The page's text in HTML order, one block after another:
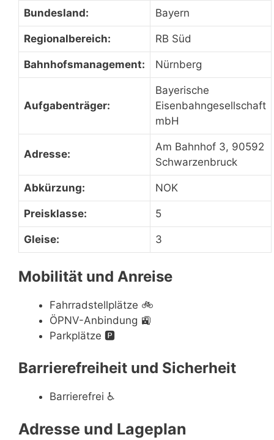
Bundesland: Bayern
Regionalbereich: RB Süd
Bahnhofsmanagement: Nürnberg
Aufgabenträger:
Bayerische
Eisenbahngesellschaft
mbH
Adresse:
Am Bahnhof 3, 90592
Schwarzenbruck
Abkürzung: NOK
Preisklasse: 5
Gleise: 3
Mobilität und Anreise
Fahrradstellplätze 🚲
ÖPNV-Anbindung 🚉
Parkplätze 🅿️
Barrierefreiheit und Sicherheit
Barrierefrei ♿
Adresse und Lageplan